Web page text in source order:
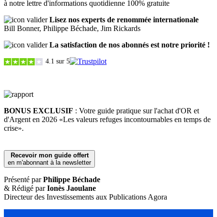
à notre lettre d'informations quotidienne 100% gratuite
Lisez nos experts de renommée internationale
Bill Bonner, Philippe Béchade, Jim Rickards
La satisfaction de nos abonnés est notre priorité !
4.1 sur 5
BONUS EXCLUSIF : Votre guide pratique sur l'achat d'OR et
d'Argent en 2026 «Les valeurs refuges incontournables en temps de
crise».
Recevoir mon guide offert
en m'abonnant à la newsletter
Présenté parPhilippe Béchade
& Rédigé parIonès Jaoulane
Directeur des Investissements aux Publications Agora